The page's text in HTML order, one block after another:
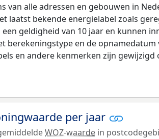
van alle adressen en gebouwen in
laatst bekende energielabel zoals
geldigheid van 10 jaar en kunnen
berekeningstype en de
en andere kenmerken zijn
per jaar
WOZ-waarde in